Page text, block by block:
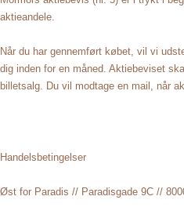
aktieandele.
Når du har gennemført købet, vil vi
dig inden for en måned. Aktiebeviset
billetsalg. Du vil modtage en mail, når
Handelsbetingelser
Øst for Paradis // Paradisgade 9C //